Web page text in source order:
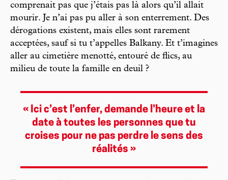
comprenait pas que j’étais pas là alors qu’il allait
mourir. Je n’ai pas pu aller à son enterrement. Des
dérogations existent, mais elles sont rarement
acceptées, sauf si tu t’appelles Balkany. Et t’imagines
aller au cimetière menotté, entouré de flics, au
milieu de toute la famille en deuil ?
« Ici c’est l’enfer, demande l’heure et la
date à toutes les personnes que tu
croises pour ne pas perdre le sens des
réalités »